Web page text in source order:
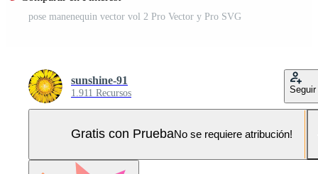
pose manenequin vector vol 2 Pro Vector y Pro SVG
sunshine-91
1.911 Recursos Seguir
Gratis con PruebaNo se requiere atribución!